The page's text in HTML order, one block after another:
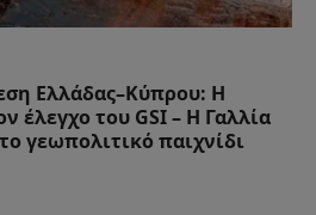
Ελλάδας–Κύπρου: Η
έλεγχο του GSI – Η Γαλλία
γεωπολιτικό παιχνίδι